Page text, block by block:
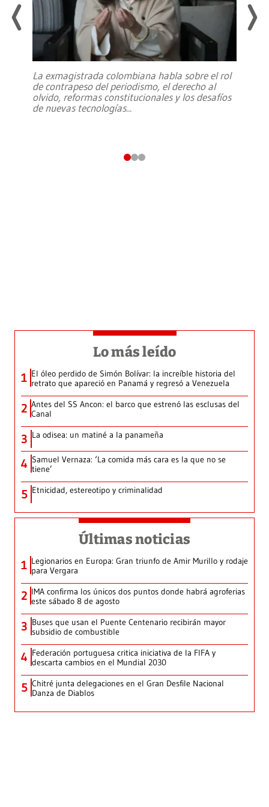
La exmagistrada colombiana habla sobre el rol
de contrapeso del periodismo, el derecho al
olvido, reformas constitucionales y los desafíos
de nuevas tecnologías...
Lo más leído
1 El óleo perdido de Simón Bolívar: la increíble historia del
retrato que apareció en Panamá y regresó a Venezuela
2 Antes del SS Ancon: el barco que estrenó las esclusas del
Canal
3 La odisea: un matiné a la panameña
4 Samuel Vernaza: ‘La comida más cara es la que no se
tiene’
5 Etnicidad, estereotipo y criminalidad
Últimas noticias
1 Legionarios en Europa: Gran triunfo de Amir Murillo y rodaje
para Vergara
2 IMA confirma los únicos dos puntos donde habrá agroferias
este sábado 8 de agosto
3 Buses que usan el Puente Centenario recibirán mayor
subsidio de combustible
4 Federación portuguesa critica iniciativa de la FIFA y
descarta cambios en el Mundial 2030
5 Chitré junta delegaciones en el Gran Desfile Nacional
Danza de Diablos